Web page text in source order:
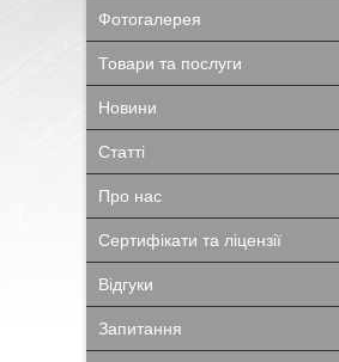
Фотогалерея
Товари та послуги
Новини
Статті
Про нас
Сертифікати та ліцензії
Відгуки
Запитання